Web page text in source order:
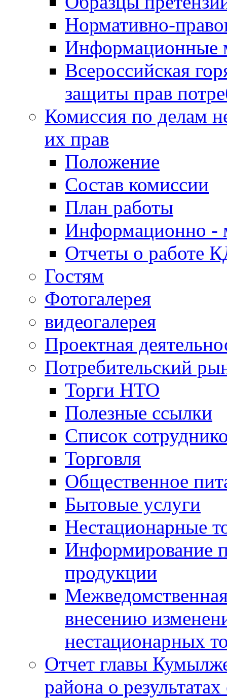
Нормативно-
Информационные
Всероссийская
защиты прав
Комиссия по делам
их прав
Положение
Состав комиссии
План работы
Информационно -
Отчеты о работе
Гостям
Фотогалерея
видеогалерея
Проектная
Потребительский
Торги НТО
Полезные ссылки
Список
Торговля
Общественное
Бытовые услуги
Нестационарные
Информирование
продукции
внесению
нестационарных
Отчет главы
района о